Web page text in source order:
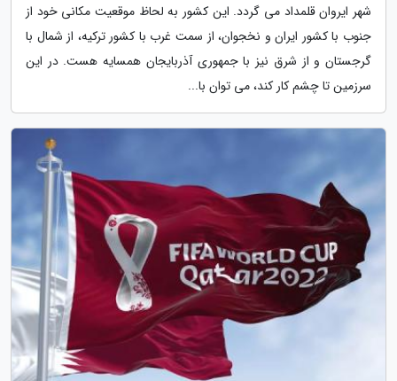
شهر ایروان قلمداد می گردد. این کشور به لحاظ موقعیت مکانی خود از
جنوب با کشور ایران و نخجوان، از سمت غرب با کشور ترکیه، از شمال با
گرجستان و از شرق نیز با جمهوری آذربایجان همسایه هست. در این
سرزمین تا چشم کار کند، می توان با...